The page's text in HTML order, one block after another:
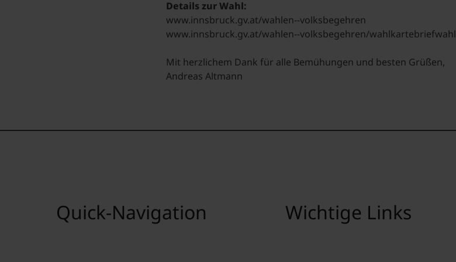
Details zur Wahl:
www.innsbruck.gv.at/wahlen--volksbegehren
www.innsbruck.gv.at/wahlen--volksbegehren/wahlkartebriefwahl
Mit herzlichem Dank für alle Bemühungen und besten Grüßen,
Andreas Altmann
Quick-Navigation Wichtige Links